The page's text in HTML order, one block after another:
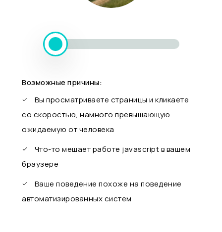
Возможные причины:
Вы просматриваете страницы и кликаете
со скоростью, намного превышающую
ожидаемую от человека
Что-то мешает работе javascript в вашем
браузере
Ваше поведение похоже на поведение
автоматизированных систем